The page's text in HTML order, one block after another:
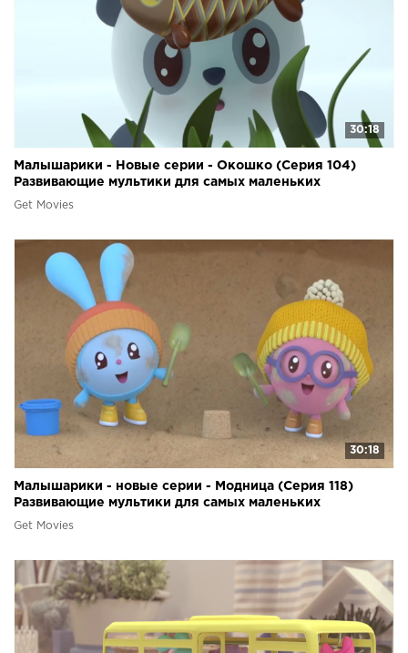
30:18
Малышарики - Новые серии - Окошко (Серия 104)
Развивающие мультики для самых маленьких
Get Movies
30:18
Малышарики - новые серии - Модница (Серия 118)
Развивающие мультики для самых маленьких
Get Movies